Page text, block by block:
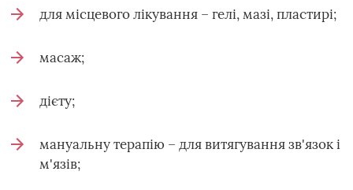
для місцевого лікування – гелі, мазі, пластирі;
масаж;
дієту;
мануальну терапію – для витягування зв'язок і
м'язів;